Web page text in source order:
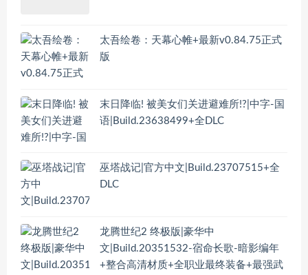
太吾绘卷：天幕心帷+最新v0.84.75正式
版
末日降临! 被美女们关进避难所!?|中字-国
语|Build.23638499+全DLC
巫塔战记|官方中文|Build.23707515+全
DLC
龙腾世纪2 终极版|豪华中
文|Build.20351532-宿命长歌-暗影编年
+整合高清材质+全职业最终装备+最强武